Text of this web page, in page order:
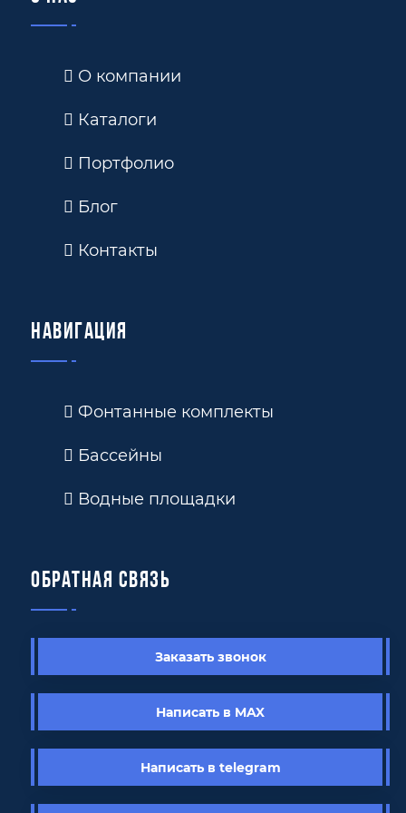
О компании
Каталоги
Портфолио
Блог
Контакты
Навигация
Фонтанные комплекты
Бассейны
Водные площадки
Обратная связь
Заказать звонок
Написать в MAX
Написать в telegram